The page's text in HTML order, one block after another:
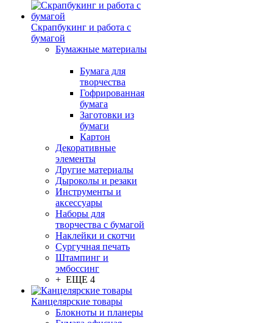
Скрапбукинг и работа с
бумагой
Бумажные материалы
Бумага для
творчества
Гофрированная
бумага
Заготовки из
бумаги
Картон
Декоративные
элементы
Другие материалы
Дыроколы и резаки
Инструменты и
аксессуары
Наборы для
творчества с бумагой
Наклейки и скотчи
Сургучная печать
Штампинг и
эмбоссинг
+ ЕЩЕ 4
Канцелярские товары
Блокноты и планеры